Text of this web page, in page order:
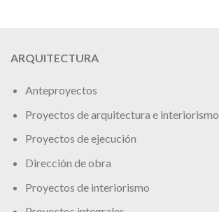
ARQUITECTURA
Anteproyectos
Proyectos de arquitectura e interiorismo
Proyectos de ejecución
Dirección de obra
Proyectos de interiorismo